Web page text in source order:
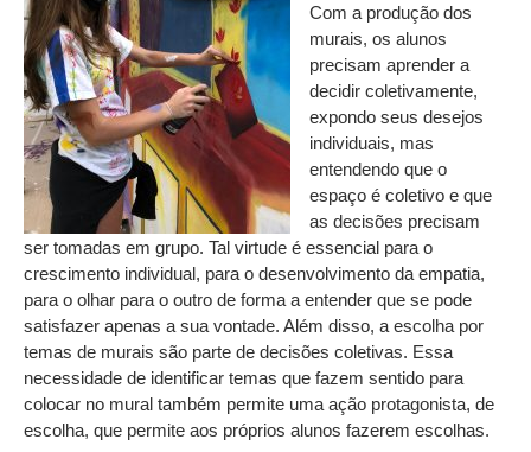
Com a produção dos
murais, os alunos
precisam aprender a
decidir coletivamente,
expondo seus desejos
individuais, mas
entendendo que o
espaço é coletivo e que
as decisões precisam
ser tomadas em grupo. Tal virtude é essencial para o
crescimento individual, para o desenvolvimento da empatia,
para o olhar para o outro de forma a entender que se pode
satisfazer apenas a sua vontade. Além disso, a escolha por
temas de murais são parte de decisões coletivas. Essa
necessidade de identificar temas que fazem sentido para
colocar no mural também permite uma ação protagonista, de
escolha, que permite aos próprios alunos fazerem escolhas.